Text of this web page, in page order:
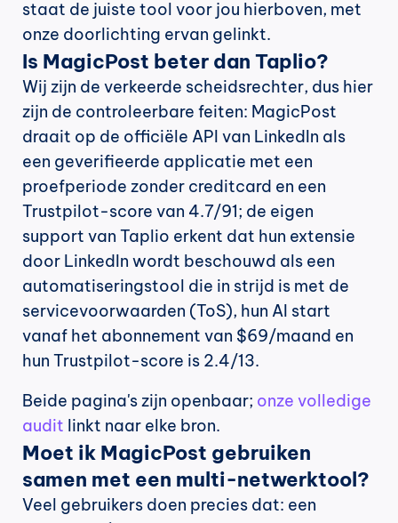
staat de juiste tool voor jou hierboven, met
onze doorlichting ervan gelinkt.
Is MagicPost beter dan Taplio?
Wij zijn de verkeerde scheidsrechter, dus hier
zijn de controleerbare feiten: MagicPost
draait op de officiële API van LinkedIn als
een geverifieerde applicatie met een
proefperiode zonder creditcard en een
Trustpilot-score van 4.7/91; de eigen
support van Taplio erkent dat hun extensie
door LinkedIn wordt beschouwd als een
automatiseringstool die in strijd is met de
servicevoorwaarden (ToS), hun AI start
vanaf het abonnement van $69/maand en
hun Trustpilot-score is 2.4/13.
Beide pagina's zijn openbaar; onze volledige
audit linkt naar elke bron.
Moet ik MagicPost gebruiken
samen met een multi-netwerktool?
Veel gebruikers doen precies dat: een